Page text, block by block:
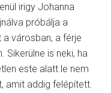
irigy Johanna
próbálja a
városban, a férje
Sikerülne is neki, ha
este alatt le nem
amit addig felépített.